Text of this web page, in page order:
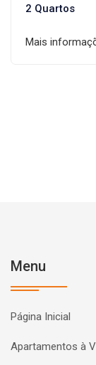
2 Quartos
Mais
Menu
Página Inicial
Apartamentos à